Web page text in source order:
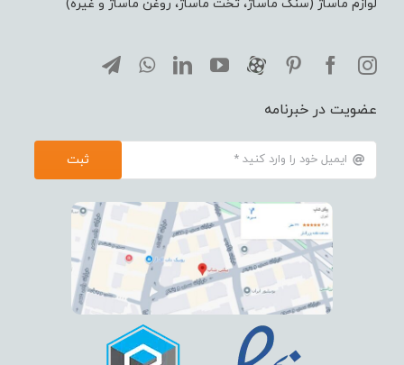
لوازم ماساژ (سنگ ماساژ، تخت ماساژ، روغن ماساژ و غیره)
عضویت در خبرنامه
ثبت